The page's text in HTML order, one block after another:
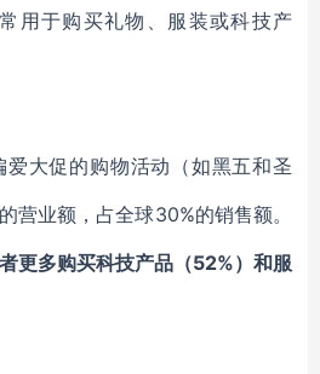
用于购买礼物、服装或科技产
大促的购物活动（如黑五和圣
营业额，占全球30%的销售额。
更多购买科技产品（52%）和服